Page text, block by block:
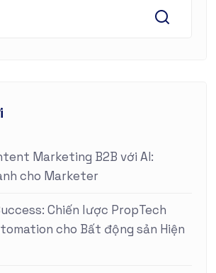
Marketing B2B với AI:
cho Marketer
Chiến lược PropTech
cho Bất động sản Hiện